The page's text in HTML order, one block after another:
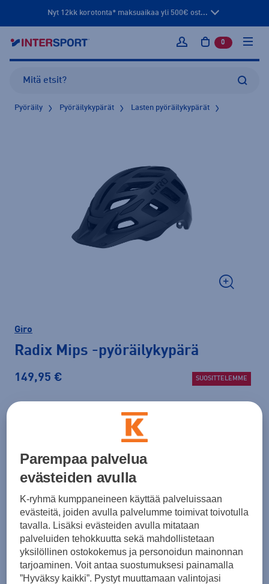
Nyt 12kk korotonta* maksuaikaa yli 500€ ost...
Kirjaudu sisään
0 tuotetta
Pyöräily Pyöräilykypärät Lasten pyöräilykypärät
Giro
Radix Mips -pyöräilykypärä
149,95 € SUOSITTELEMME
Koko
S M L XL
Parempaa palvelua
evästeiden avulla
K-ryhmä kumppaneineen käyttää palveluissaan
evästeitä, joiden avulla palvelumme toimivat toivotulla
tavalla. Lisäksi evästeiden avulla mitataan
palveluiden tehokkuutta sekä mahdollistetaan
yksilöllinen ostokokemus ja personoidun mainonnan
tarjoaminen. Voit antaa suostumuksesi painamalla
”Hyväksy kaikki”. Pystyt muuttamaan valintojasi